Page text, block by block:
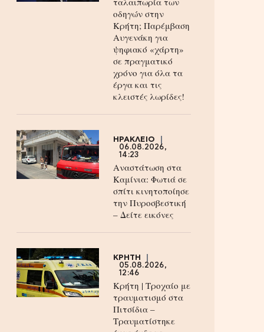
οδηγών στην
Κρήτη; Παρέμβαση
Αυγενάκη για
ψηφιακό «χάρτη»
σε πραγματικό
χρόνο για όλα τα
έργα και τις
κλειστές λωρίδες!
ΗΡΑΚΛΕΙΟ
06.08.2026,
14:23
Αναστάτωση στα
Καμίνια: Φωτιά σε
σπίτι κινητοποίησε
την Πυροσβεστική
– Δείτε εικόνες
ΚΡΗΤΗ
05.08.2026,
12:46
Κρήτη | Τροχαίο με
τραυματισμό στα
Πιτσίδια –
Τραυματίστηκε